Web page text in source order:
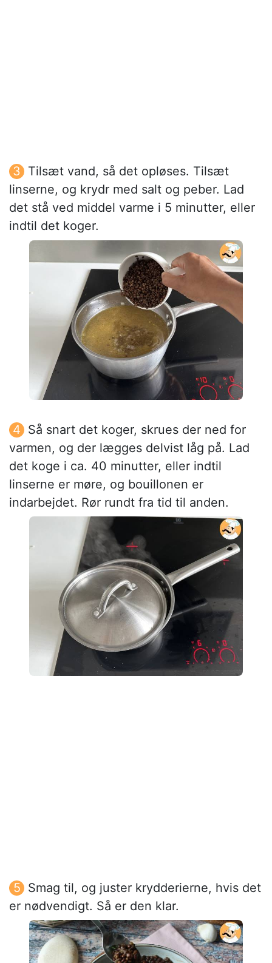
Tilsæt vand, så det opløses. Tilsæt
linserne, og krydr med salt og peber. Lad
det stå ved middel varme i 5 minutter, eller
indtil det koger.
Så snart det koger, skrues der ned for
varmen, og der lægges delvist låg på. Lad
det koge i ca. 40 minutter, eller indtil
linserne er møre, og bouillonen er
indarbejdet. Rør rundt fra tid til anden.
Smag til, og juster krydderierne, hvis det
er nødvendigt. Så er den klar.